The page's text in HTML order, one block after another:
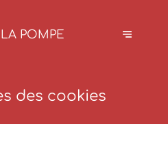
POMPE
des cookies